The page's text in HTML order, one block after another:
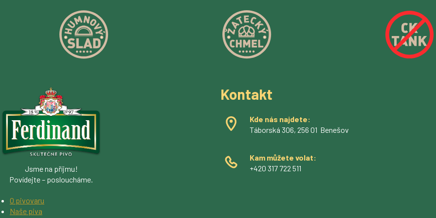
O pivovaru
Naše piva
Jsme na příjmu!
Povídejte – posloucháme.
Kontakt
Kde nás najdete:
Táborská 306, 256 01 Benešov
Kam můžete volat:
+420 317 722 511